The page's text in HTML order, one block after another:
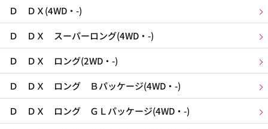
Ｄ ＤＸ(4WD・-)
Ｄ ＤＸ スーパーロング(4WD・-)
Ｄ ＤＸ ロング(2WD・-)
Ｄ ＤＸ ロング Ｂパッケージ(4WD・-)
Ｄ ＤＸ ロング ＧＬパッケージ(4WD・-)